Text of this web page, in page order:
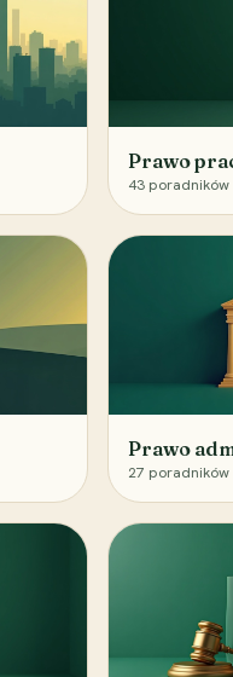
Prawo
43 poradników
Prawo
27 poradników